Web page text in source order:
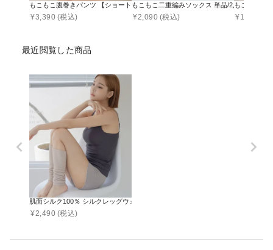
もこもこ腹巻きパンツ 【ショート丈】選べる2type 2枚セット
¥3,390 (税込)
もこもこ二重編みソックス 単品/2足セット
¥2,090 (税込)
もこもこ腹
¥1,990
最近閲覧した商品
肌面シルク100％ シルクレッグウォーマー
¥2,490 (税込)